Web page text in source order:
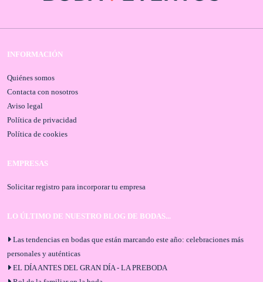
INFORMACIÓN
Quiénes somos
Contacta con nosotros
Aviso legal
Política de privacidad
Política de cookies
EMPRESAS
Solicitar registro para incorporar tu empresa
LO ÚLTIMO DE NUESTRO BLOG DE BODAS...
Las tendencias en bodas que están marcando este año: celebraciones más
personales y auténticas
EL DÍA ANTES DEL GRAN DÍA - LA PREBODA